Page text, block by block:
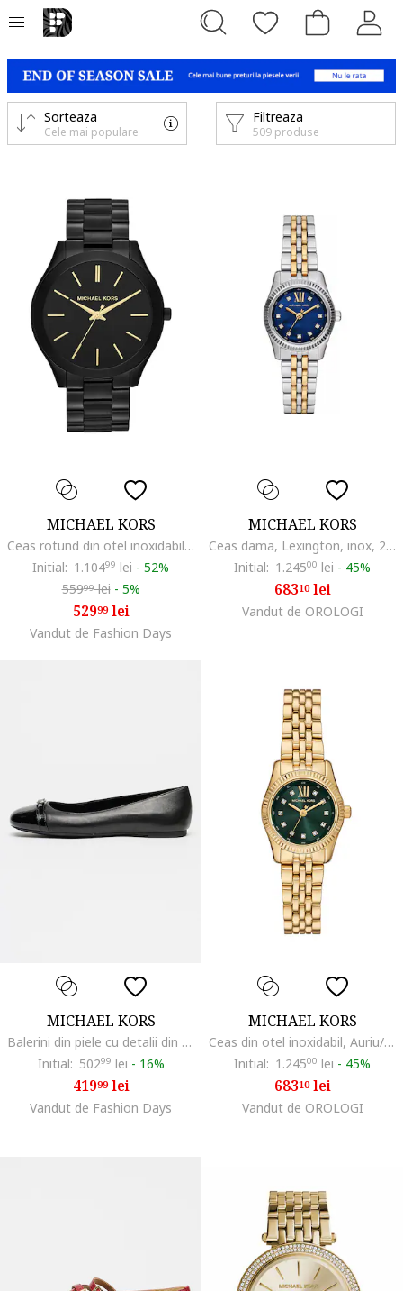
Filtreaza
509 produse
Sorteaza
Cele mai populare
MICHAEL KORS
Ceas rotund din otel inoxidabil Slim Runway, Negru
Initial: 1.10499 lei - 52%
55999lei - 5%
52999lei
Vandut de Fashion Days
MICHAEL KORS
Ceas dama, Lexington, inox, 26mm
Initial: 1.24500 lei - 45%
68310lei
Vandut de OROLOGI
MICHAEL KORS
Balerini din piele cu detalii din piele lacuita Mandy, Negru
Initial: 50299 lei - 16%
41999lei
Vandut de Fashion Days
MICHAEL KORS
Ceas din otel inoxidabil, Auriu/Verde marin
Initial: 1.24500 lei - 45%
68310lei
Vandut de OROLOGI